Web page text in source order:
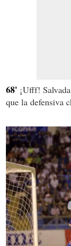
68' ¡Ufff!
que la defensiva